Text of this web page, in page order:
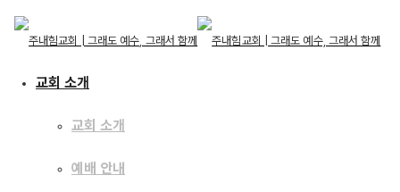
교회 소개
교회 소개
교회 소개
예배 안내